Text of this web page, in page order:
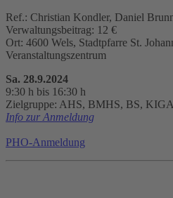
Ref.: Christian Kondler, Daniel
Verwaltungsbeitrag: 12 €
Ort: 4600 Wels, Stadtpfarre St.
Veranstaltungszentrum
Sa. 28.9.2024
9:30 h bis 16:30 h
Zielgruppe: AHS, BMHS, BS,
Info zur Anmeldung
PHO-Anmeldung